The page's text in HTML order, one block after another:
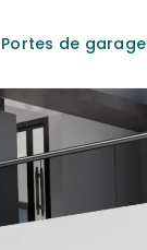
Portes de garage